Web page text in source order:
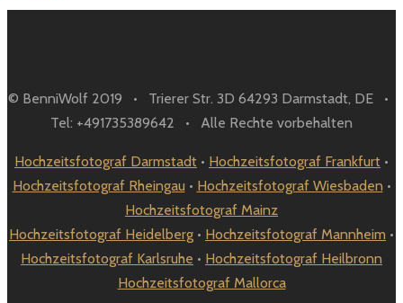
© BenniWolf 2019 • Trierer Str. 3D 64293 Darmstadt, DE •
Tel: +491735389642 • Alle Rechte vorbehalten
Hochzeitsfotograf Darmstadt • Hochzeitsfotograf Frankfurt •
Hochzeitsfotograf Rheingau • Hochzeitsfotograf Wiesbaden •
Hochzeitsfotograf Mainz
Hochzeitsfotograf Heidelberg • Hochzeitsfotograf Mannheim •
Hochzeitsfotograf Karlsruhe • Hochzeitsfotograf Heilbronn
Hochzeitsfotograf Mallorca